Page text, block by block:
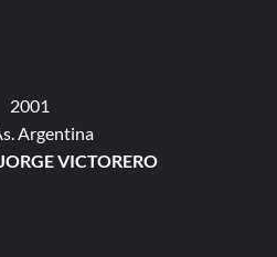
2001
Argentina
VICTORERO